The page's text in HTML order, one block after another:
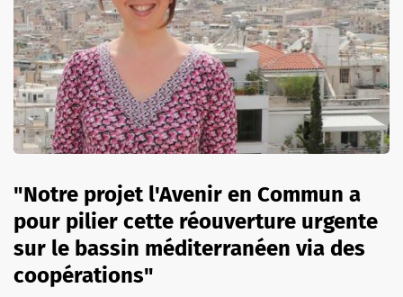
"Notre projet l'Avenir en Commun a
pour pilier cette réouverture urgente
sur le bassin méditerranéen via des
coopérations"